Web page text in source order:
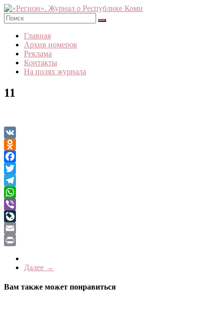
Skip
to
content
«Регион».
Журнал
Республике
Коми
Главная
Архив номеров
Реклама
Контакты
На полях журнала
11
VK
Odnoklassniki
Facebook
Twitter
Telegram
WhatsApp
Viber
LiveJournal
Email
Далее →
Вам также может понравиться